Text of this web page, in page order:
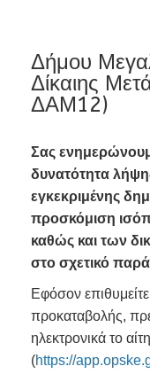
Δήμου
Δίκαιης
ΔΑΜ12)
Σας
δυνατότητα
εγκεκριμένης
προσκόμιση
καθώς και των
στο σχετικό
Εφόσον
προκαταβολής,
ηλεκτρονικά το
(https://